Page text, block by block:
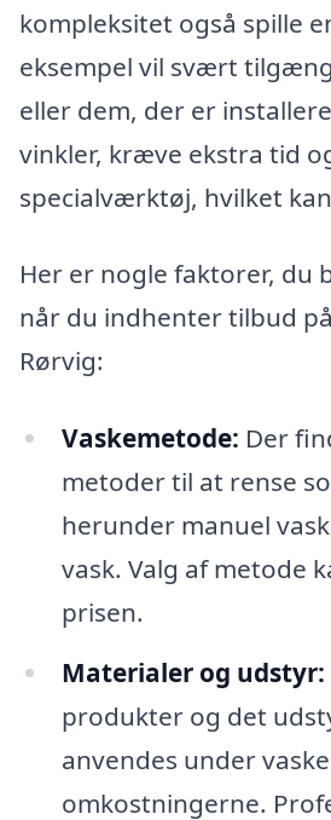
kompleksitet også spille
eksempel vil svært
eller dem, der er
vinkler, kræve ekstra tid
specialværktøj, hvilket
Her er nogle faktorer, du
når du indhenter tilbud
Rørvig:
Vaskemetode: Der
metoder til at rense
herunder manuel
vask. Valg af metode
prisen.
Materialer og udstyr:
produkter og det
anvendes under
omkostningerne.